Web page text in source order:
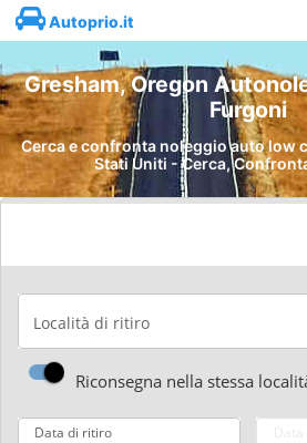
Autoprio.it
Gresham, Oregon
Furgoni
Cerca e confronta noleggio auto low
Stati Uniti - Cerca,
Località di ritiro
Riconsegna nella stessa
Data di ritiro